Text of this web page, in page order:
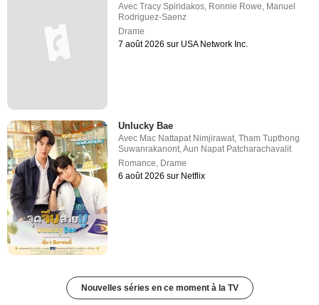
AvecTracy Spiridakos, Ronnie Rowe, Manuel
Rodriguez-Saenz
Drame
7 août 2026 sur USA Network Inc.
Unlucky Bae
Avec Mac Nattapat Nimjirawat,Tham Tupthong
Suwanrakanont,Aun Napat Patcharachavalit
Romance, Drame
6 août 2026 sur Netflix
Nouvelles séries en ce moment à la TV